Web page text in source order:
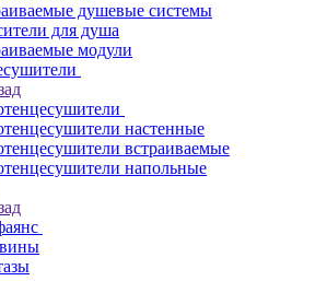
душевые системы
для душа
модули
настенные
встраиваемые
напольные